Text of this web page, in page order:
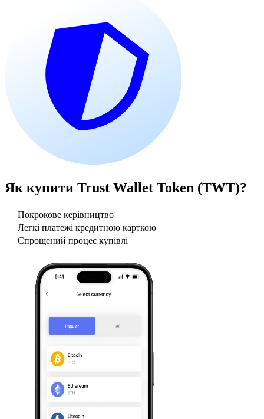
Як купити Trust Wallet Token (TWT)?
Покрокове керівництво
Легкі платежі кредитною карткою
Спрощений процес купівлі